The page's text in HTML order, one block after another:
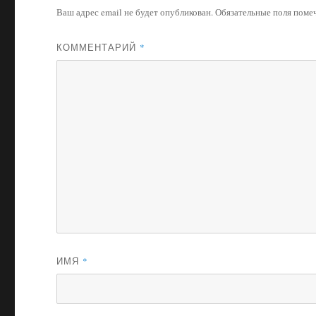
Ваш адрес email не будет опубликован.Обязательные поля
КОММЕНТАРИЙ *
ИМЯ *